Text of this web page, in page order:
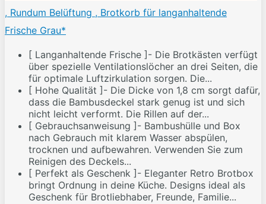
, Rundum Belüftung , Brotkorb für langanhaltende
Frische Grau*
[ Langanhaltende Frische ]- Die Brotkästen verfügt
über spezielle Ventilationslöcher an drei Seiten, die
für optimale Luftzirkulation sorgen. Die...
[ Hohe Qualität ]- Die Dicke von 1,8 cm sorgt dafür,
dass die Bambusdeckel stark genug ist und sich
nicht leicht verformt. Die Rillen auf der...
[ Gebrauchsanweisung ]- Bambushülle und Box
nach Gebrauch mit klarem Wasser abspülen,
trocknen und aufbewahren. Verwenden Sie zum
Reinigen des Deckels...
[ Perfekt als Geschenk ]- Eleganter Retro Brotbox
bringt Ordnung in deine Küche. Designs ideal als
Geschenk für Brotliebhaber, Freunde, Familie...